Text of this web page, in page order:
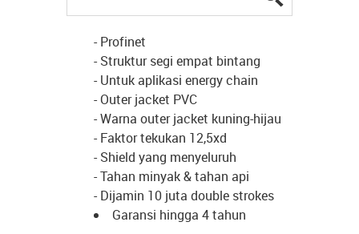
- Profinet
- Struktur segi empat bintang
- Untuk aplikasi energy chain
- Outer jacket PVC
- Warna outer jacket kuning-hijau
- Faktor tekukan 12,5xd
- Shield yang menyeluruh
- Tahan minyak & tahan api
- Dijamin 10 juta double strokes
Garansi hingga 4 tahun